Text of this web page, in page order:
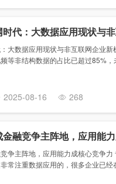
代：大数据应用现状与
大数据应用现状与非互联网企业
等非结构数据的占比已超过85%
2025-08-16 268
融竞争主阵地，应用能
争主阵地，应用能力成核心竞争
常注重数据应用的，很多企业已